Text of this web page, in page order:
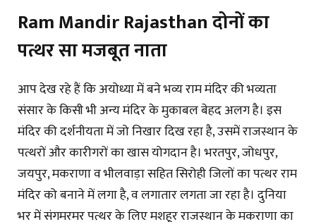
Ram Mandir Rajasthan दोनों का
पत्थर सा मजबूत नाता
आप देख रहे हैं कि अयोध्या में बने भव्य राम मंदिर की भव्यता
संसार के किसी भी अन्य मंदिर के मुकाबल बेहद अलग है। इस
मंदिर की दर्शनीयता में जो निखार दिख रहा है, उसमें राजस्थान के
पत्थरों और कारीगरों का खास योगदान है। भरतपुर, जोधपुर,
जयपुर, मकराणा व भीलवाड़ा सहित सिरोही जिलों का पत्थर राम
मंदिर को बनाने में लगा है, व लगातार लगता जा रहा है। दुनिया
भर में संगमरमर पत्थर के लिए मशहूर राजस्थान के मकराणा का